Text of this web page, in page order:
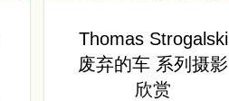
Thomas Strogalski
废弃的车 系列摄影
欣赏